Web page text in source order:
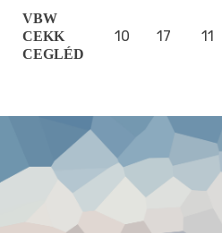
VBW
CEKK
CEGLÉD
10 17 11